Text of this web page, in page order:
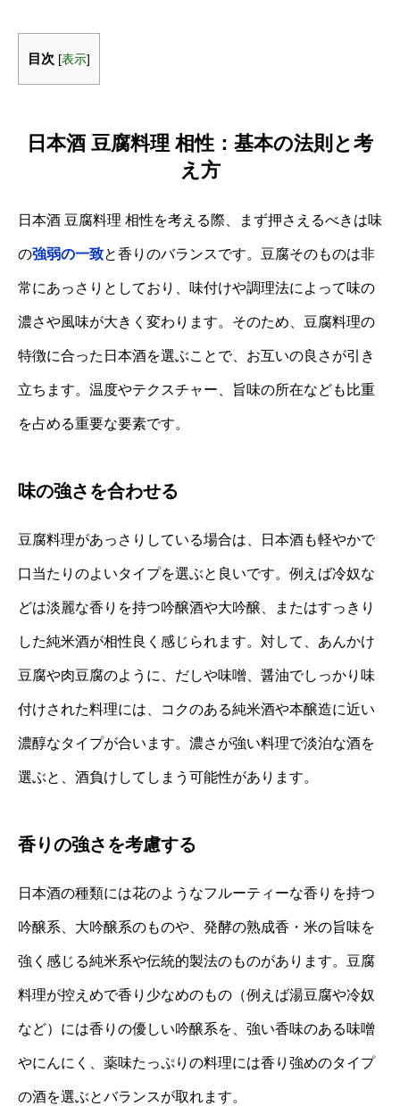
目次 [表示]
日本酒 豆腐料理 相性：基本の法則と考
え方
日本酒 豆腐料理 相性を考える際、まず押さえるべきは味
の強弱の一致と香りのバランスです。豆腐そのものは非
常にあっさりとしており、味付けや調理法によって味の
濃さや風味が大きく変わります。そのため、豆腐料理の
特徴に合った日本酒を選ぶことで、お互いの良さが引き
立ちます。温度やテクスチャー、旨味の所在なども比重
を占める重要な要素です。
味の強さを合わせる
豆腐料理があっさりしている場合は、日本酒も軽やかで
口当たりのよいタイプを選ぶと良いです。例えば冷奴な
どは淡麗な香りを持つ吟醸酒や大吟醸、またはすっきり
した純米酒が相性良く感じられます。対して、あんかけ
豆腐や肉豆腐のように、だしや味噌、醤油でしっかり味
付けされた料理には、コクのある純米酒や本醸造に近い
濃醇なタイプが合います。濃さが強い料理で淡泊な酒を
選ぶと、酒負けしてしまう可能性があります。
香りの強さを考慮する
日本酒の種類には花のようなフルーティーな香りを持つ
吟醸系、大吟醸系のものや、発酵の熟成香・米の旨味を
強く感じる純米系や伝統的製法のものがあります。豆腐
料理が控えめで香り少なめのもの（例えば湯豆腐や冷奴
など）には香りの優しい吟醸系を、強い香味のある味噌
やにんにく、薬味たっぷりの料理には香り強めのタイプ
の酒を選ぶとバランスが取れます。